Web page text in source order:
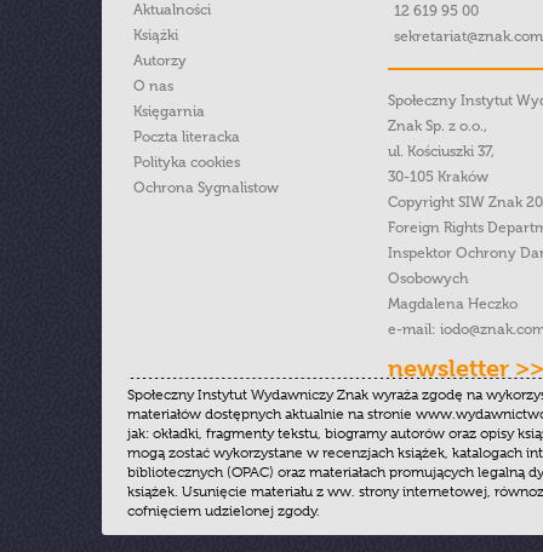
Aktualności
Książki
Autorzy
O nas
Księgarnia
Poczta literacka
Polityka cookies
Ochrona Sygnalistow
12 619 95 00
Społeczny Instytut
Znak Sp. z o.o.,
ul. Kościuszki 37,
30-105 Kraków
Copyright SIW Znak
Foreign Rights
Inspektor Ochrony
Osobowych
Magdalena Heczko
e-mail:
newsletter >>
Społeczny Instytut Wydawniczy Znak wyraża zgodę na
materiałów dostępnych aktualnie na stronie
jak: okładki, fragmenty tekstu, biogramy autorów oraz opisy
mogą zostać wykorzystane w recenzjach książek, katalogach
bibliotecznych (OPAC) oraz materiałach promujących legalną
książek. Usunięcie materiału z ww. strony internetowej,
cofnięciem udzielonej zgody.